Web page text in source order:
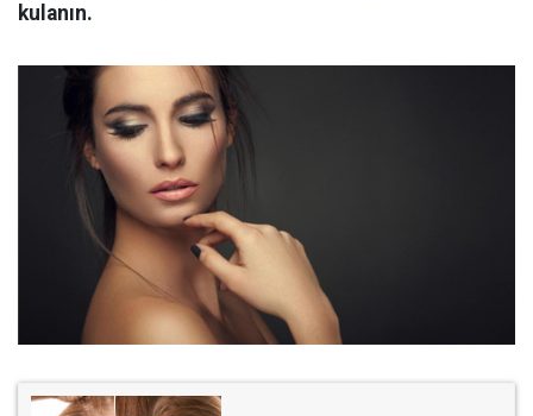
kulanın.